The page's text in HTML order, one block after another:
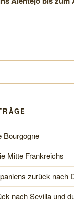
Bourgogne
Mitte Frankreichs
zurück nach
nach Sevilla und